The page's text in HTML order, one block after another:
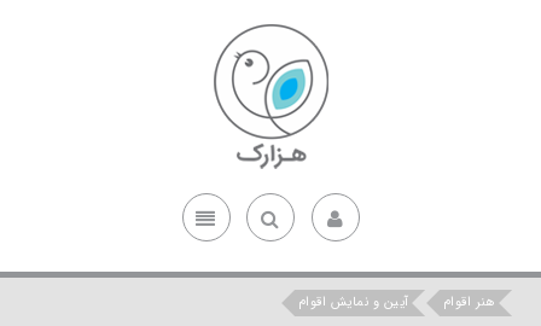
هنر اقوام آیین و نمایش اقوام